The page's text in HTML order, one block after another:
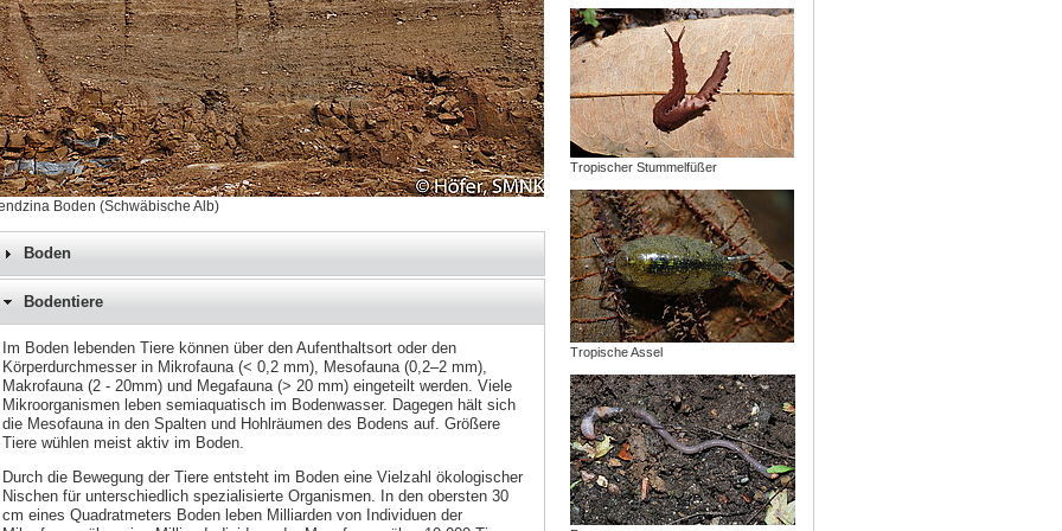
Boden (Schwäbische Alb)
Boden
Bodentiere
Im Boden lebenden Tiere können über den Aufenthaltsort oder den
Körperdurchmesser in Mikrofauna (< 0,2 mm), Mesofauna (0,2–2 mm),
Makrofauna (2 - 20mm) und Megafauna (> 20 mm) eingeteilt werden. Viele
Mikroorganismen leben semiaquatisch im Bodenwasser. Dagegen hält sich
die Mesofauna in den Spalten und Hohlräumen des Bodens auf. Größere
Tiere wühlen meist aktiv im Boden.
Durch die Bewegung der Tiere entsteht im Boden eine Vielzahl ökologischer
Nischen für unterschiedlich spezialisierte Organismen. In den obersten 30
cm eines Quadratmeters Boden leben Milliarden von Individuen der
Tropischer Stummelfüßer
Tropische Assel